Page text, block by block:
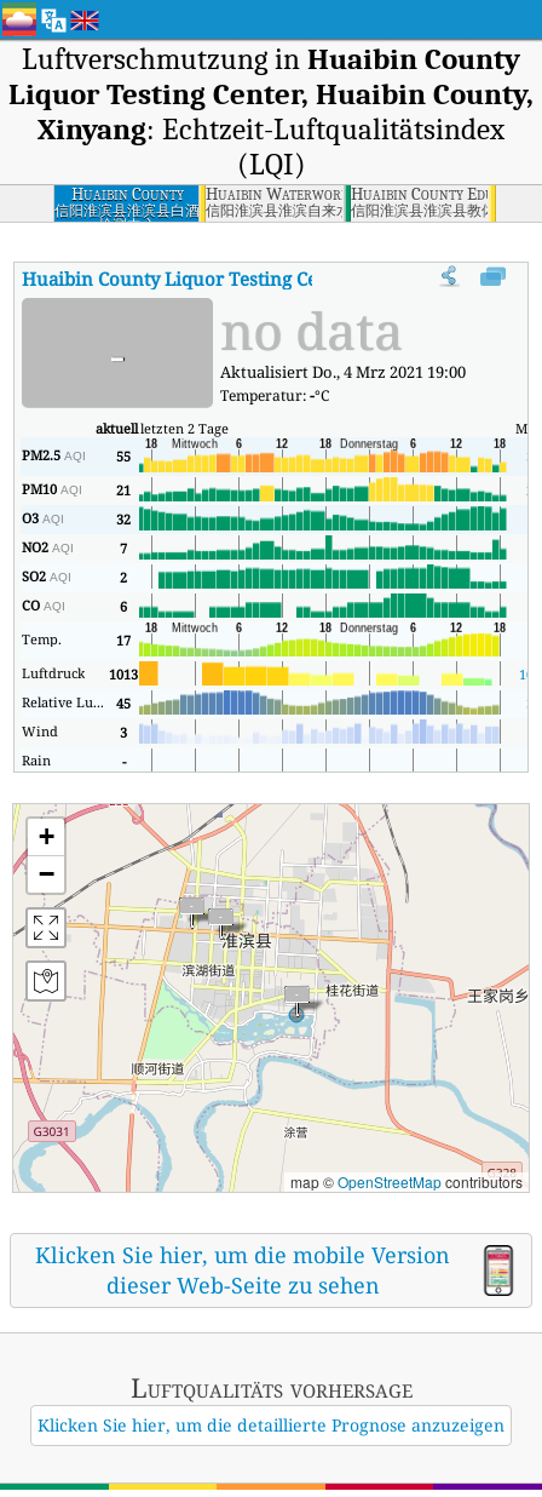
Luftverschmutzung in Huaibin County
Liquor Testing Center, Huaibin County,
Xinyang: Echtzeit-Luftqualitätsindex
(LQI)
Huaibin County
Liquor Testing
Center, Huaibin
信阳淮滨县淮滨县白酒
检测中心
Huaibin Waterworks, Huaibin County, Xinyang
信阳淮滨县淮滨自来水厂
Huaibin County
信阳淮滨县淮滨县教体局
Huaibin County Liquor Testing Center, Huaibin County,
- no data
Aktualisiert Do., 4 Mrz 2021 19:00
Temperatur:-°C
aktuellletzten 2 Tage
PM2.5AQI 55
30
PM10AQI 21
21
O3AQI 32
NO2AQI 7
SO2AQI 2
COAQI 6
Temp.
17
Luftdruck
1013
Relative Luftfeuchtigkeit
45
36
Wind
3
Rain
-
+
−
map ©OpenStreetMapcontributors
Klicken Sie hier, um die mobile Version
dieser Web-Seite zu sehen
Luftqualitäts vorhersage
Klicken Sie hier, um die detaillierte Prognose anzuzeigen